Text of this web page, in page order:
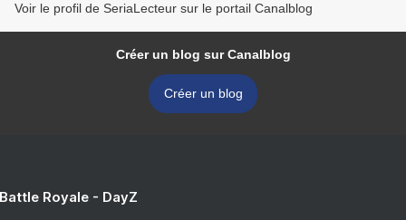
Voir le profil de SeriaLecteur sur le portail Canalblog
Créer un blog sur Canalblog
Créer un blog
Royale - DayZ